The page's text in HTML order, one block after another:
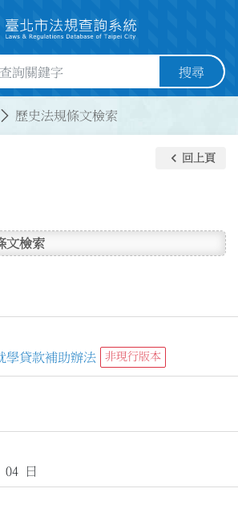
字欄位 搜尋
歷史法規條文檢索
keyboard_arrow_left 回上頁
文檢索
學貸款補助辦法
非現行版本
04 日